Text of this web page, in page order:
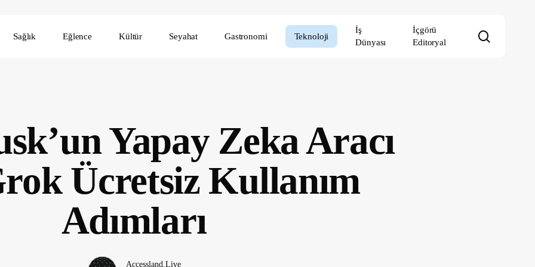
Sağlık Eğlence Kültür Seyahat Gastronomi Teknoloji
İş
Dünyası
İçgörü
Editoryal
Yapay Zeka Aracı
Ücretsiz Kullanım
Adımları
Accessland.Live